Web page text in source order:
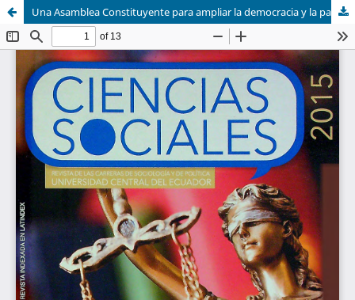
Una Asamblea Constituyente para ampliar la democracia y la participación ciudadana